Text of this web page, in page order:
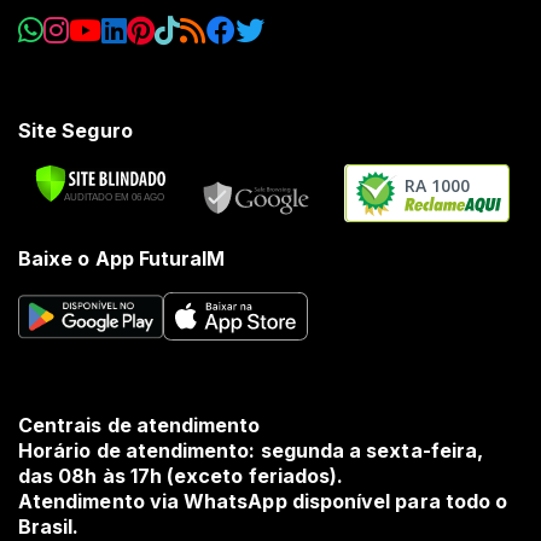
Site Seguro
RA 1000
Baixe o App FuturaIM
Centrais de atendimento
Horário de atendimento: segunda a sexta-feira,
das 08h às 17h (exceto feriados).
Atendimento via WhatsApp disponível para todo o
Brasil.